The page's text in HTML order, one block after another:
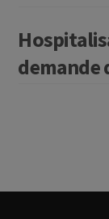
demande